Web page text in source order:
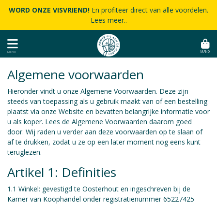
WORD ONZE VISVRIEND! En profiteer direct van alle voordelen.
Lees meer..
MENU MAND
Algemene voorwaarden
Hieronder vindt u onze Algemene Voorwaarden. Deze zijn
steeds van toepassing als u gebruik maakt van of een bestelling
plaatst via onze Website en bevatten belangrijke informatie voor
u als koper. Lees de Algemene Voorwaarden daarom goed
door. Wij raden u verder aan deze voorwaarden op te slaan of
af te drukken, zodat u ze op een later moment nog eens kunt
teruglezen.
Artikel 1: Definities
1.1 Winkel: gevestigd te Oosterhout en ingeschreven bij de
Kamer van Koophandel onder registratienummer 65227425